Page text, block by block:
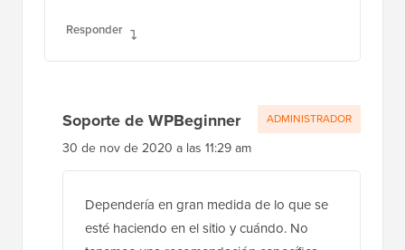
Responder
Soporte de WPBeginner
30 de nov de 2020 a las 11:29 am
Dependería en gran medida de lo que se
esté haciendo en el sitio y cuándo. No
ADMINISTRADOR